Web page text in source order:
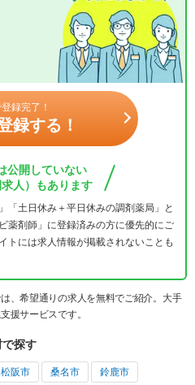
録完了！
録する！
公開していない
人）もあります
「土日休み＋平日休みの調剤薬局」と
薬剤師」に登録済みの方に優先的にご
トには求人情報が掲載されないことも
、希望通りの求人を無料でご紹介。大手
援サービスです。
探す
松阪市 桑名市 鈴鹿市